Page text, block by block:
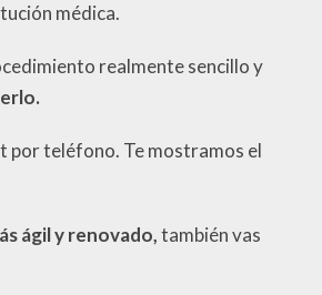
médica.
realmente sencillo y
por teléfono. Te mostramos el
ágil y renovado,también vas